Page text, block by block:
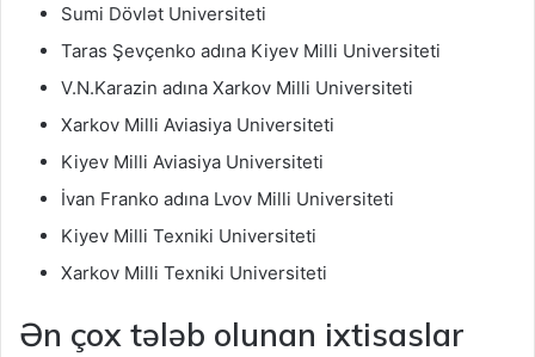
Sumi Dövlət Universiteti
Taras Şevçenko adına Kiyev Milli Universiteti
V.N.Karazin adına Xarkov Milli Universiteti
Xarkov Milli Aviasiya Universiteti
Kiyev Milli Aviasiya Universiteti
İvan Franko adına Lvov Milli Universiteti
Kiyev Milli Texniki Universiteti
Xarkov Milli Texniki Universiteti
Ən çox tələb olunan ixtisaslar